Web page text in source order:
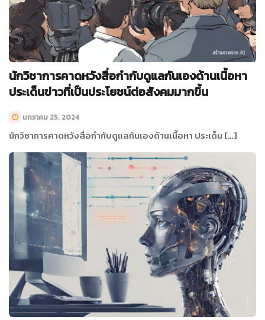
นักวิชาการคาดหวังสื่อกำกับดูแลกันเองด้านเนื้อหา
ประเด็นข่าวที่เป็นประโยชน์ต่อสังคมมากขึ้น
มกราคม 25, 2024
นักวิชาการคาดหวังสื่อกำกับดูแลกันเองด้านเนื้อหา ประเด็น […]